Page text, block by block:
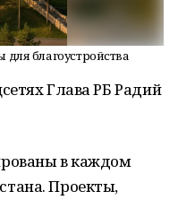
благоустройства
Глава РБ Радий
в каждом
Проекты,